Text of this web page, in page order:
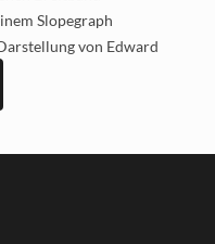
Slopegraph
von Edward